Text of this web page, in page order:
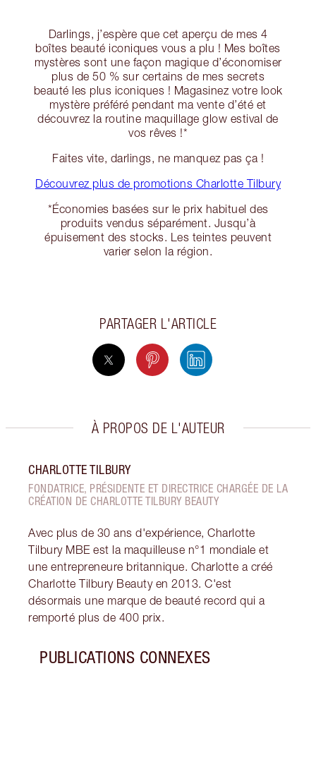
Darlings, j’espère que cet aperçu de mes 4
boîtes beauté iconiques vous a plu ! Mes boîtes
mystères sont une façon magique d’économiser
plus de 50 % sur certains de mes secrets
beauté les plus iconiques ! Magasinez votre look
mystère préféré pendant ma vente d’été et
découvrez la routine maquillage glow estival de
vos rêves !*
Faites vite, darlings, ne manquez pas ça !
Découvrez plus de promotions Charlotte Tilbury
*Économies basées sur le prix habituel des
produits vendus séparément. Jusqu’à
épuisement des stocks. Les teintes peuvent
varier selon la région.
PARTAGER L'ARTICLE
À PROPOS DE L'AUTEUR
CHARLOTTE TILBURY
FONDATRICE, PRÉSIDENTE ET DIRECTRICE CHARGÉE DE LA
CRÉATION DE CHARLOTTE TILBURY BEAUTY
Avec plus de 30 ans d'expérience, Charlotte
Tilbury MBE est la maquilleuse n°1 mondiale et
une entrepreneure britannique. Charlotte a créé
Charlotte Tilbury Beauty en 2013. C'est
désormais une marque de beauté record qui a
remporté plus de 400 prix.
PUBLICATIONS CONNEXES